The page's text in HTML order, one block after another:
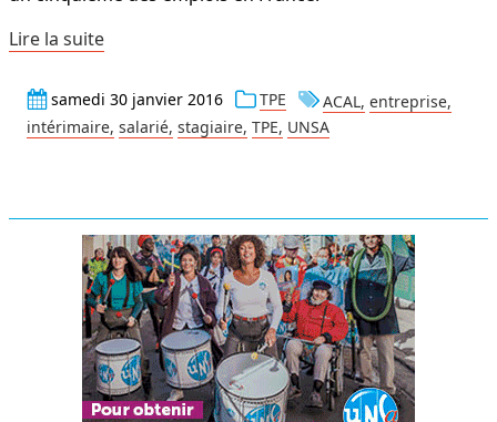
Lire la suite
samedi 30 janvier 2016 TPE ACAL entreprise
intérimaire salarié stagiaire TPE UNSA
Menu